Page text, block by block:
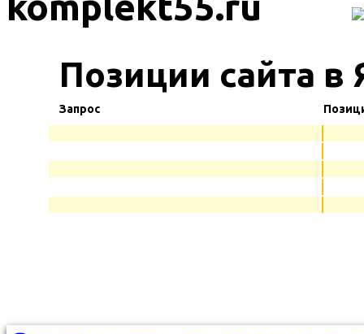
Позиции сайта
Запрос